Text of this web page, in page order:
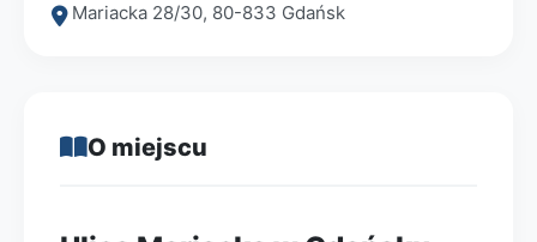
Mariacka 28/30, 80-833 Gdańsk
O miejscu